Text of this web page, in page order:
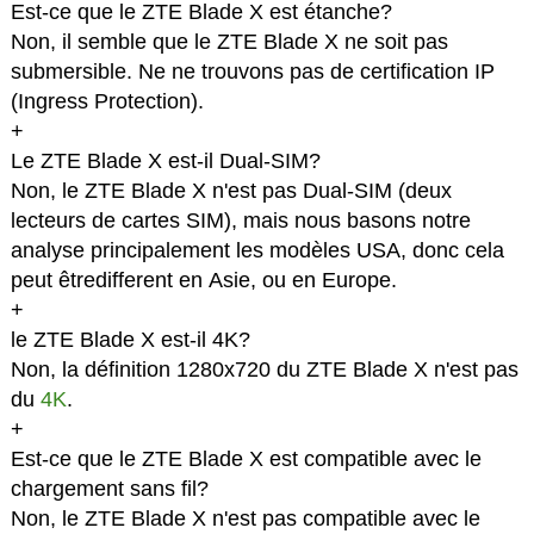
Est-ce que le ZTE Blade X est étanche?
Non, il semble que le ZTE Blade X ne soit pas
submersible. Ne ne trouvons pas de certification IP
(Ingress Protection).
+
Le ZTE Blade X est-il Dual-SIM?
Non, le ZTE Blade X n'est pas Dual-SIM (deux
lecteurs de cartes SIM), mais nous basons notre
analyse principalement les modèles USA, donc cela
peut êtredifferent en Asie, ou en Europe.
+
le ZTE Blade X est-il 4K?
Non, la définition 1280x720 du ZTE Blade X n'est pas
du 4K.
+
Est-ce que le ZTE Blade X est compatible avec le
chargement sans fil?
Non, le ZTE Blade X n'est pas compatible avec le